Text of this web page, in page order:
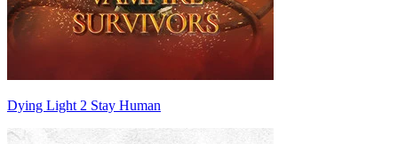
Dying Light 2 Stay Human